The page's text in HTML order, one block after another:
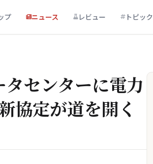
プ ニュース レビュー トピック
センターに電力
協定が道を開く